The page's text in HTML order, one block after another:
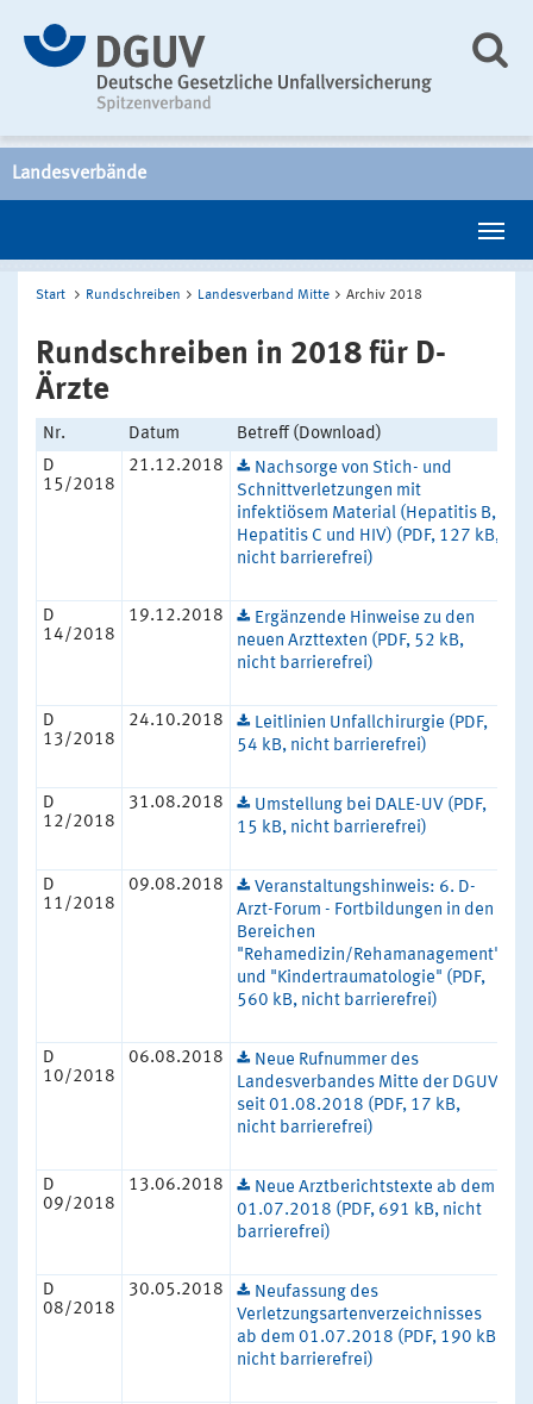
Landesverbände
Start Rundschreiben Landesverband Mitte Archiv 2018
Rundschreiben in 2018 für D-
Ärzte
Nr. Datum
Betreff (Download)
D
15/2018
21.12.2018
Nachsorge von Stich- und
Schnittverletzungen mit
infektiösem Material (Hepatitis B,
Hepatitis C und HIV) (PDF, 127 kB,
nicht barrierefrei)
D
14/2018
19.12.2018
Ergänzende Hinweise zu den
neuen Arzttexten (PDF, 52 kB,
nicht barrierefrei)
D
13/2018
24.10.2018
Leitlinien Unfallchirurgie (PDF,
54 kB, nicht barrierefrei)
D
12/2018
31.08.2018
Umstellung bei DALE-UV (PDF,
15 kB, nicht barrierefrei)
D
11/2018
09.08.2018
Veranstaltungshinweis: 6. D-
Arzt-Forum - Fortbildungen in den
Bereichen
"Rehamedizin/Rehamanagement"
und "Kindertraumatologie" (PDF,
560 kB, nicht barrierefrei)
D
10/2018
06.08.2018
Neue Rufnummer des
Landesverbandes Mitte der DGUV
seit 01.08.2018 (PDF, 17 kB,
nicht barrierefrei)
D
09/2018
13.06.2018
Neue Arztberichtstexte ab dem
01.07.2018 (PDF, 691 kB, nicht
barrierefrei)
D
08/2018
30.05.2018
Neufassung des
Verletzungsartenverzeichnisses
ab dem 01.07.2018 (PDF, 190 kB,
nicht barrierefrei)